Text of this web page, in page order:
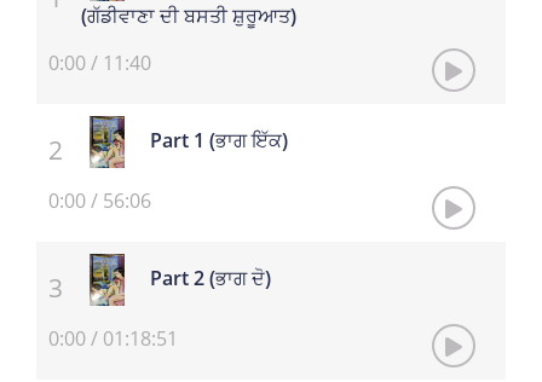
(ਗੱਡੀਵਾਣਾ ਦੀ ਬਸਤੀ ਸ਼ੁਰੂਆਤ)
0:00/ 11:40
Part 1 (ਭਾਗ ਇੱਕ)
0:00/ 56:06
Part 2 (ਭਾਗ ਦੋ)
0:00/ 01:18:51